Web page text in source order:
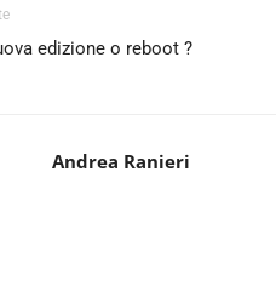
edizione o reboot ?
Andrea Ranieri